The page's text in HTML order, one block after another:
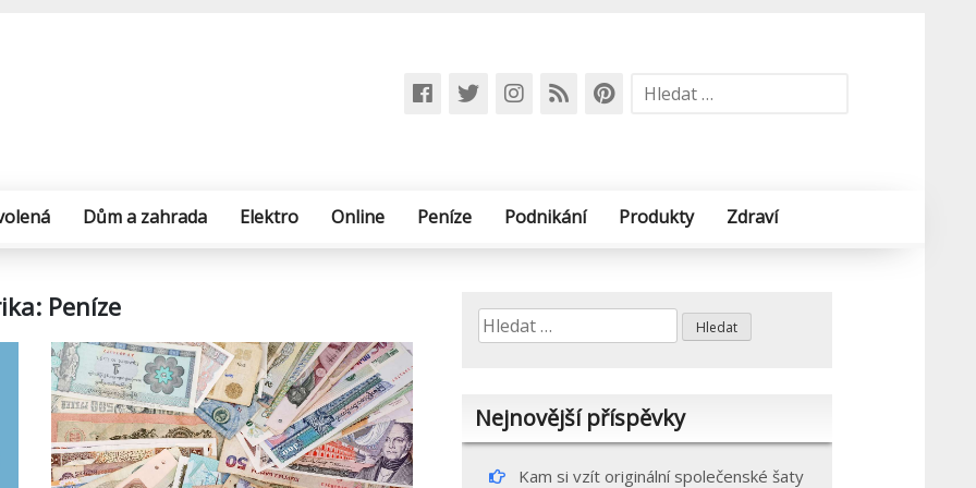
Vyhledávání
Dům a zahrada Elektro Online Peníze Podnikání Produkty Zdraví
Peníze Vyhledávání
Nejnovější příspěvky
Kam si vzít originální společenské šaty